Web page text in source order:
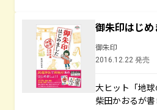
御朱印はじ
御朱印
2016.12.22 発売
大ヒット「地
柴田かおるが